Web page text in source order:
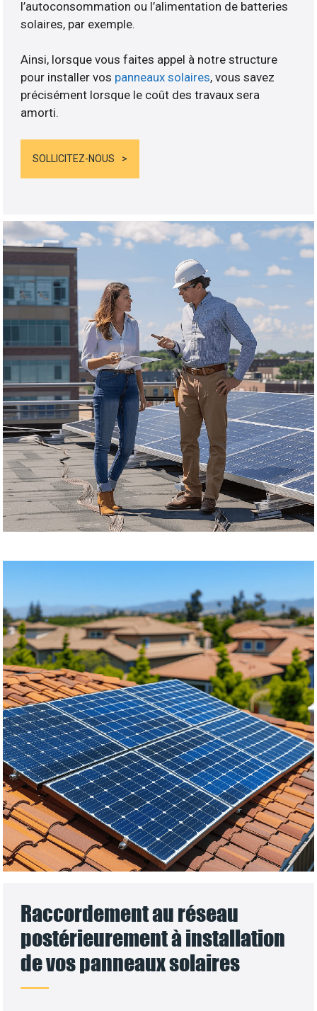
l’autoconsommation ou l’alimentation de batteries
solaires, par exemple.
Ainsi, lorsque vous faites appel à notre structure
pour installer vos panneaux solaires, vous savez
précisément lorsque le coût des travaux sera
amorti.
SOLLICITEZ-NOUS
Raccordement au réseau
postérieurement à installation
de vos panneaux solaires